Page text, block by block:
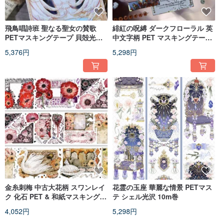
飛鳥唱詩班 聖なる聖女の賛歌
PETマスキングテープ 貝殻光沢
5,376円
緋紅の呪縛 ダークフローラル 英
中文字柄 PET マスキングテープ
5,298円
金糸刺梅 中古大花柄 スワンレイ
ク 化石 PET & 和紙マスキングテ
4,052円
花霊の玉座 華麗な情景 PETマス
テ シェル光沢 10m巻
5,298円